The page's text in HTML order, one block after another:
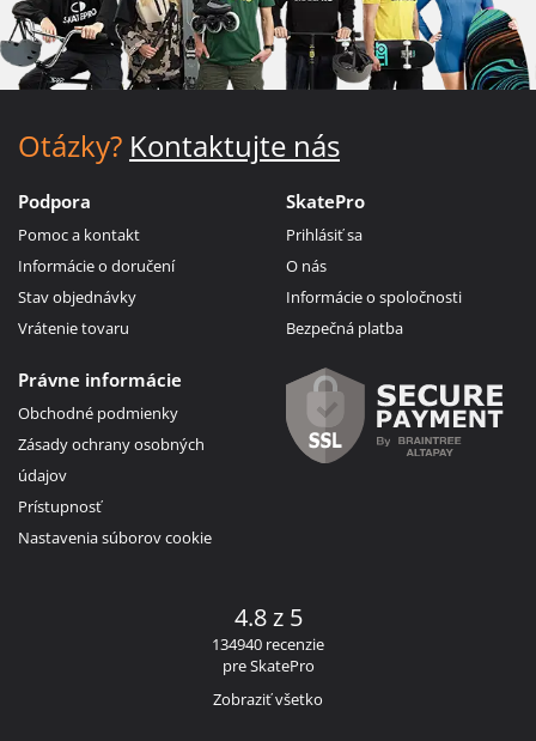
Otázky? Kontaktujte nás
Podpora
Pomoc a kontakt
Informácie o doručení
Stav objednávky
Vrátenie tovaru
SkatePro
Prihlásiť sa
O nás
Informácie o spoločnosti
Bezpečná platba
Právne informácie
Obchodné podmienky
Zásady ochrany osobných
údajov
Prístupnosť
Nastavenia súborov cookie
4.8 z 5
134940 recenzie
pre SkatePro
Zobraziť všetko